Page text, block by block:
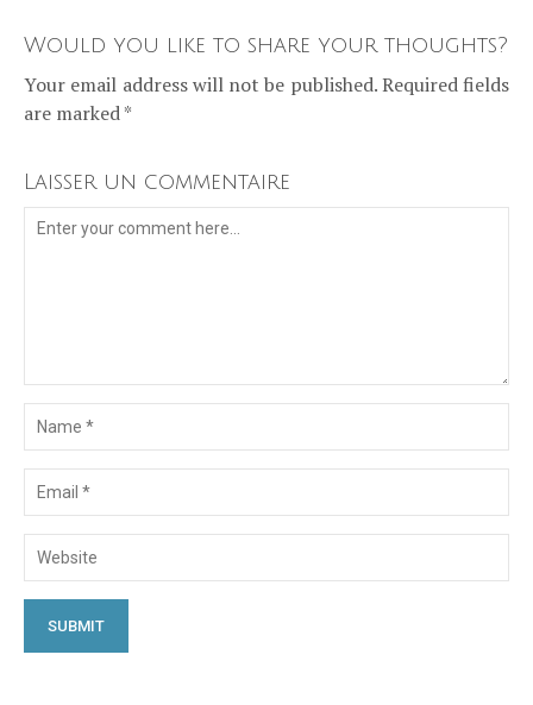
Would you like to share your thoughts?
Your email address will not be published. Required fields
are marked *
Laisser un commentaire